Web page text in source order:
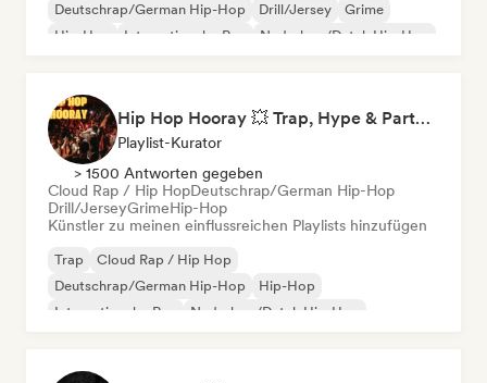
Deutschrap/German Hip-Hop
Drill/Jersey
Grime
Hip-Hop
Internationaler Rap Nederhop/Dutch Hip-Hop
Hip Hop Hooray 💥 Trap, Hype & Party Rap Bangers
Playlist-Kurator
> 1500 Antworten gegeben
Cloud Rap / Hip HopDeutschrap/German Hip-Hop
Drill/JerseyGrimeHip-Hop
Künstler zu meinen einflussreichen Playlists hinzufügen
Trap
Cloud Rap / Hip Hop
Deutschrap/German Hip-Hop
Hip-Hop
Internationaler Rap
Nederhop/Dutch Hip-Hop